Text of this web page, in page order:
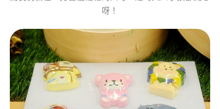
呀！